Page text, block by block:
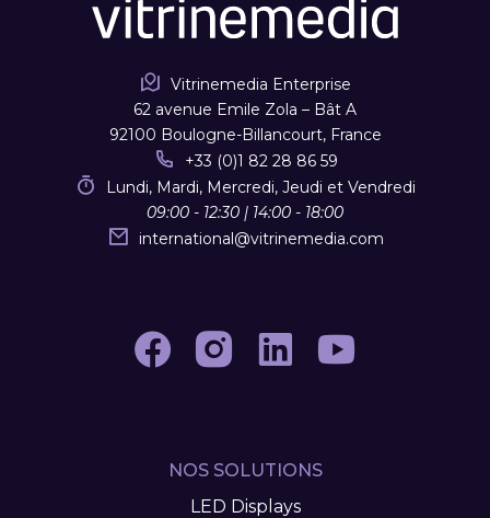
Vitrinemedia Enterprise
62 avenue Emile Zola – Bât A
92100 Boulogne-Billancourt, France
+33 (0)1 82 28 86 59
Lundi, Mardi, Mercredi, Jeudi et Vendredi
09:00 - 12:30 | 14:00 - 18:00
international@vitrinemedia.com
NOS SOLUTIONS
LED Displays